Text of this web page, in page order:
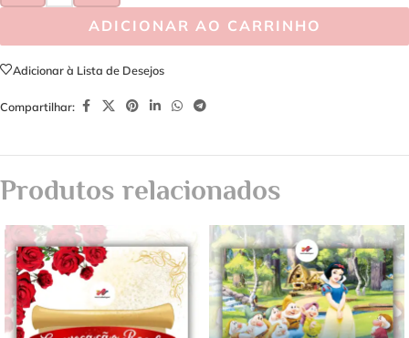
ADICIONAR AO CARRINHO
Adicionar à Lista de Desejos
Compartilhar:
Produtos relacionados